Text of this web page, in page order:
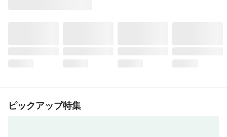
ピックアップ特集